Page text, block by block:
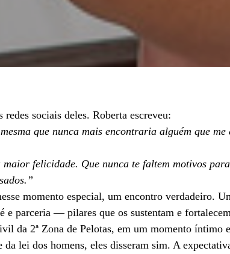
sociais deles. Roberta escreveu:
que nunca mais encontraria alguém que me
felicidade. Que nunca te faltem motivos para
momento especial, um encontro verdadeiro.
e parceria — pilares que os sustentam e
da 2ª Zona de Pelotas, em um momento íntimo e
lei dos homens, eles disseram sim. A